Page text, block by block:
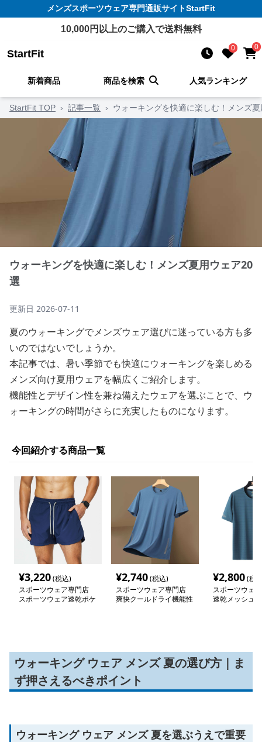
メンズスポーツウェア専門通販サイトStartFit
10,000円以上のご購入で送料無料
StartFit 0 0
新着商品 商品を検索 人気ランキング
StartFit TOP › 記事一覧 › ウォーキングを快適に楽しむ！メンズ
ウォーキングを快適に楽しむ！メンズ夏用ウェア20
選
更新日 2026-07-11
夏のウォーキングでメンズウェア選びに迷っている方も多
いのではないでしょうか。
本記事では、暑い季節でも快適にウォーキングを楽しめる
メンズ向け夏用ウェアを幅広くご紹介します。
機能性とデザイン性を兼ね備えたウェアを選ぶことで、ウ
ォーキングの時間がさらに充実したものになります。
今回紹介する商品一覧
¥3,220(税込)
スポーツウェア専門店
スポーツウェア速乾ポケ
¥2,740(税込)
スポーツウェア専門店
爽快クールドライ機能性
¥2,800(税
スポーツウェ
速乾メッシュ
ウォーキング ウェア メンズ 夏の選び方｜ま
ず押さえるべきポイント
ウォーキング ウェア メンズ 夏を選ぶうえで重要